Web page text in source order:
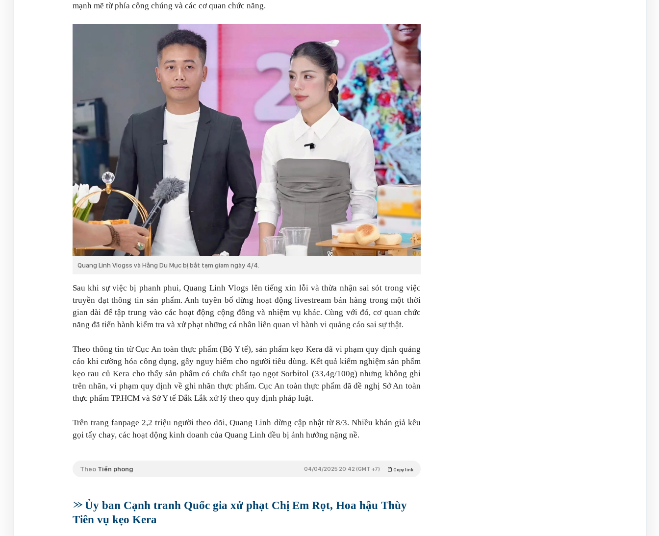
mạnh mẽ từ phía công chúng và các cơ quan chức năng.
Quang Linh Vlogss và Hằng Du Mục bị bắt tạm giam ngày 4/4.
Sau khi sự việc bị phanh phui,Quang Linh Vlogs lên tiếng xin lỗi và thừa nhận sai sót trong việc
truyền đạt thông tin sản phẩm. Anh tuyên bố dừng hoạt động livestream bán hàng trong một thời
gian dài để tập trung vào các hoạt động cộng đồng và nhiệm vụ khác. Cùng với đó, cơ quan chức
năng đã tiến hành kiểm tra và xử phạt những cá nhân liên quan vì hành vi quảng cáo sai sự thật.
Theo thông tin từ Cục An toàn thực phẩm (Bộ Y tế), sản phẩm kẹo Kera đã vi phạm quy định quảng
cáo khi cường hóa công dụng, gây nguy hiểm cho người tiêu dùng. Kết quả kiểm nghiệm sản phẩm
kẹo rau củ Kera cho thấy sản phẩm có chứa chất tạo ngọt Sorbitol (33,4g/100g) nhưng không ghi
trên nhãn, vi phạm quy định về ghi nhãn thực phẩm. Cục An toàn thực phẩm đã đề nghị Sở An toàn
thực phẩm TP.HCM và Sở Y tế Đắk Lắk xử lý theo quy định pháp luật.
Trên trang fanpage 2,2 triệu người theo dõi, Quang Linh dừng cập nhật từ 8/3. Nhiều khán giả kêu
gọi tẩy chay, các hoạt động kinh doanh của Quang Linh đều bị ảnh hưởng nặng nề.
Theo Tiền phong Copy link
04/04/2025 20:42 (GMT +7)
Ủy ban Cạnh tranh Quốc gia xử phạt Chị Em Rọt, Hoa hậu Thùy
Tiên vụ kẹo Kera